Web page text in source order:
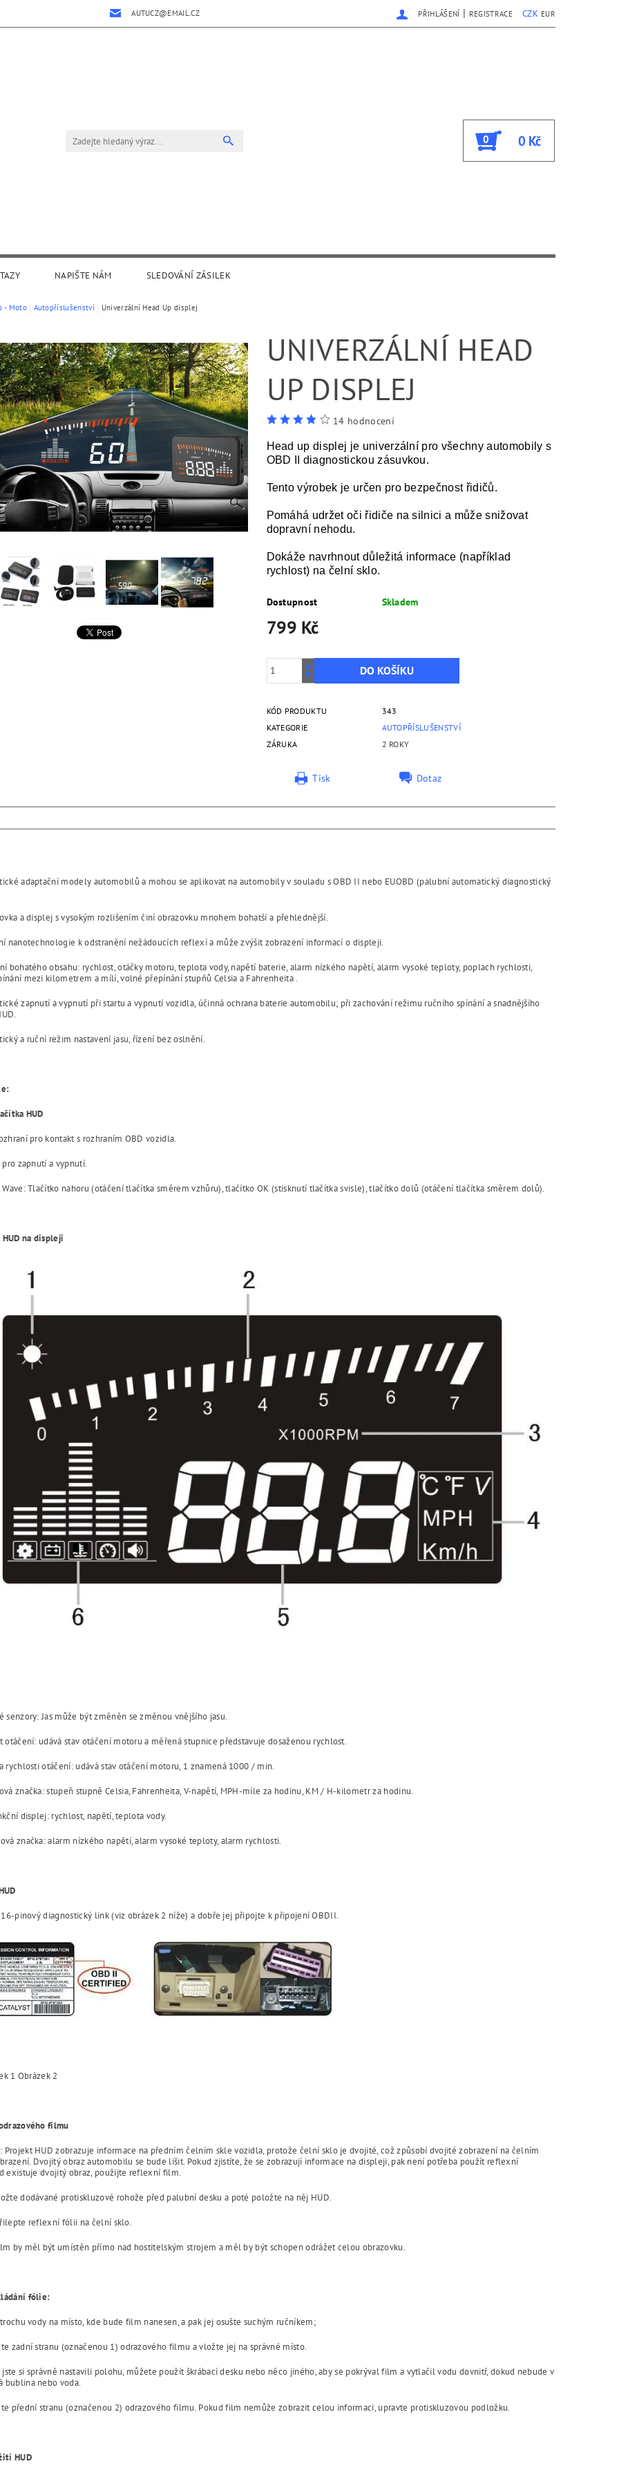
AUTUCZ@EMAIL.CZ CZK EUR
PŘIHLÁŠENÍ | REGISTRACE
0 0 Kč
NAPIŠTE NÁM SLEDOVÁNÍ ZÁSILEK
- Moto Autopříslušenství Univerzální Head Up displej
UNIVERZÁLNÍ HEAD
UP DISPLEJ
14 hodnocení
Head up displej je univerzální pro všechny automobily s
OBD II diagnostickou zásuvkou.
Tento výrobek je určen pro bezpečnost řidičů.
Pomáhá udržet oči řidiče na silnici a může snižovat
dopravní nehodu.
Dokáže navrhnout důležitá informace (například
rychlost) na čelní sklo.
Dostupnost Skladem
799 Kč
KÓD PRODUKTU
343
KATEGORIE
AUTOPŘÍSLUŠENSTVÍ
ZÁRUKA
2 ROKY
Tisk Dotaz
adaptační modely automobilů a mohou se aplikovat na automobily v souladu s OBD II nebo EUOBD (palubní automatický diagnostický
a displej s vysokým rozlišením činí obrazovku mnohem bohatší a přehlednější.
nanotechnologie k odstranění nežádoucích reflexí a může zvýšit zobrazení informací o displeji.
bohatého obsahu: rychlost, otáčky motoru, teplota vody, napětí baterie, alarm nízkého napětí, alarm vysoké teploty, poplach rychlosti,
mezi kilometrem a mílí, volné přepínání stupňů Celsia a Fahrenheita .
zapnutí a vypnutí při startu a vypnutí vozidla, účinná ochrana baterie automobilu; při zachování režimu ručního spínání a snadnějšího
a ruční režim nastavení jasu, řízení bez oslnění.
HUD
pro kontakt s rozhraním OBD vozidla.
zapnutí a vypnutí.
Wave: Tlačítko nahoru (otáčení tlačítka směrem vzhůru), tlačítko OK (stisknutí tlačítka svisle), tlačítko dolů (otáčení tlačítka směrem dolů).
na displeji
senzory: Jas může být změněn se změnou vnějšího jasu.
otáčení: udává stav otáčení motoru a měřená stupnice představuje dosaženou rychlost.
rychlosti otáčení: udává stav otáčení motoru, 1 znamená 1000 / min.
značka: stupeň stupně Celsia, Fahrenheita, V-napětí, MPH-míle za hodinu, KM / H-kilometr za hodinu.
displej: rychlost, napětí, teplota vody.
značka: alarm nízkého napětí, alarm vysoké teploty, alarm rychlosti.
pinový diagnostický link (viz obrázek 2 níže) a dobře jej připojte k připojení OBDII.
1 Obrázek 2
filmu
Projekt HUD zobrazuje informace na předním čelním skle vozidla, protože čelní sklo je dvojité, což způsobí dvojité zobrazení na čelním
Dvojitý obraz automobilu se bude lišit. Pokud zjistíte, že se zobrazují informace na displeji, pak není potřeba použít reflexní
existuje dvojitý obraz, použijte reflexní film.
dodávané protiskluzové rohože před palubní desku a poté položte na něj HUD.
reflexní fólii na čelní sklo.
by měl být umístěn přímo nad hostitelským strojem a měl by být schopen odrážet celou obrazovku.
fólie:
vody na místo, kde bude film nanesen, a pak jej osušte suchým ručníkem;
zadní stranu (označenou 1) odrazového filmu a vložte jej na správné místo.
jste si správně nastavili polohu, můžete použít škrábací desku nebo něco jiného, ​​aby se pokrýval film a vytlačil vodu dovnitř, dokud nebude v
bublina nebo voda.
přední stranu (označenou 2) odrazového filmu. Pokud film nemůže zobrazit celou informaci, upravte protiskluzovou podložku.
HUD